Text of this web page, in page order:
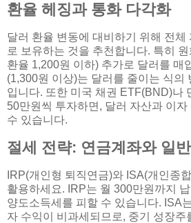
환율 헤징과 통화 다각화
달러 환율 변동에 대비하기 위해 전체
로 보유하는 것을 추천합니다. 특히
환율 1,200원 이하) 추가로 달러를 매
(1,300원 이상)는 달러를 줄이는 식의
입니다. 또한 미국 채권 ETF(BND)나
50만원씩 투자하면, 달러 자산과 이
수 있습니다.
절세 전략: 연금계좌와 일
IRP(개인형 퇴직연금)와 ISA(개인종
활용하세요. IRP는 월 300만원까지
양도소득세를 피할 수 있습니다. ISA
자 수익이 비과세되므로, 중기 성장주